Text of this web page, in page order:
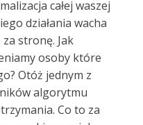
całej waszej
działania wacha
za stronę. Jak
osoby które
Otóż jednym z
algorytmu
Co to za